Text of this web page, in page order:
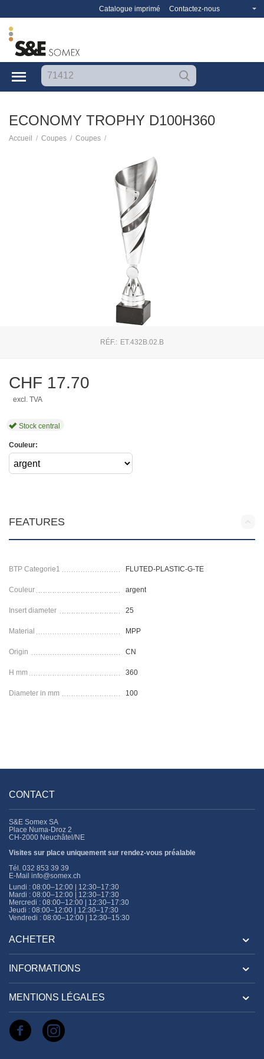
Catalogue imprimé Contactez-nous
ECONOMY TROPHY D100H360
Accueil / Coupes / Coupes /
RÉF.: ET.432B.02.B
CHF 17.70
excl. TVA
Stock central
Couleur:
FEATURES
BTP Categorie1 FLUTED-PLASTIC-G-TE
Couleur argent
Insert diameter 25
Material MPP
Origin CN
H mm 360
Diameter in mm 100
CONTACT
S&E Somex SA
Place Numa-Droz 2
CH-2000 Neuchâtel/NE
Visites sur place uniquement sur rendez-vous préalable
Tél.032 853 39 39
E-Mailinfo@somex.ch
Lundi : 08:00–12:00 | 12:30–17:30
Mardi : 08:00–12:00 | 12:30–17:30
Mercredi : 08:00–12:00 | 12:30–17:30
Jeudi : 08:00–12:00 | 12:30–17:30
Vendredi : 08:00–12:00 | 12:30–15:30
ACHETER
INFORMATIONS
MENTIONS LÉGALES